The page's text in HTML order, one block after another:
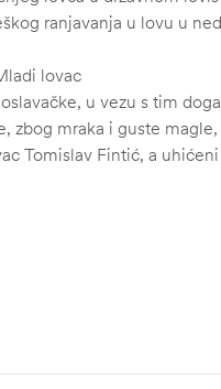
ranjavanja u lovu u
lovac
u vezu s tim
mraka i guste
Tomislav Fintić, a